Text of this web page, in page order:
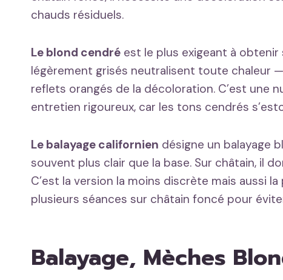
chauds résiduels.
Le blond cendré est le plus exigeant à
légèrement grisés neutralisent toute chaleur
reflets orangés de la décoloration. C’est une
entretien rigoureux, car les tons cendrés
Le balayage californien désigne un balayage
souvent plus clair que la base. Sur châtain, il
C’est la version la moins discrète mais aussi
plusieurs séances sur châtain foncé pour
Balayage, Mèches